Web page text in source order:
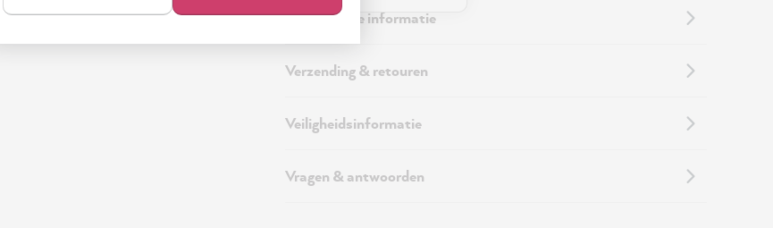
Aanvullende informatie
Verzending & retouren
Veiligheidsinformatie
Vragen & antwoorden